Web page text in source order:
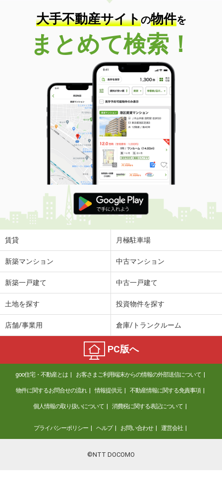
大手不動産サイトの物件を
まとめて検索！
賃貸 月極駐車場
新築マンション 中古マンション
新築一戸建て 中古一戸建て
土地を探す 投資物件を探す
店舗/事業用 倉庫/トランクルーム
PC版へ
goo住宅・不動産とは お客さまご利用端末からの情報の外部送信について
物件に関するお問合せの流れ 情報提供元 不動産情報に関する免責事項
個人情報の取り扱いについて 消費税に関する表記について
プライバシーポリシー ヘルプ お問い合わせ 運営会社
©NTT DOCOMO